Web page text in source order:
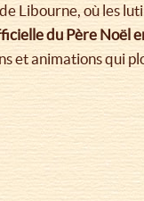
Libourne, où les
du Père Noël
et animations qui